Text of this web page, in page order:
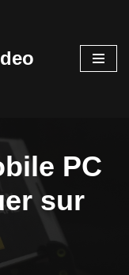
PC
sur